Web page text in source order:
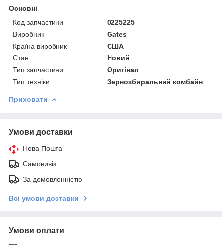
Основні
Код запчастини
0225225
Виробник
Gates
Країна виробник
США
Стан
Новий
Тип запчастини
Оригінал
Тип техніки
Зернозбиральний комбайн
Приховати
Умови доставки
Нова Пошта
Самовивіз
За домовленністю
Всі умови доставки
Умови оплати